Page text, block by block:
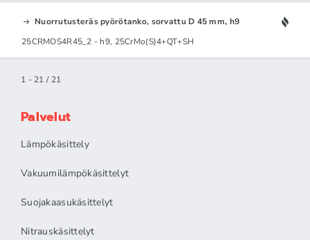
Nuorrutusteräs pyörötanko, sorvattu D 45 mm, h9
25CRMOS4R45_2 - h9, 25CrMo(S)4+QT+SH
1 - 21 / 21
Palvelut
Lämpökäsittely
Vakuumilämpökäsittelyt
Suojakaasukäsittelyt
Nitrauskäsittelyt